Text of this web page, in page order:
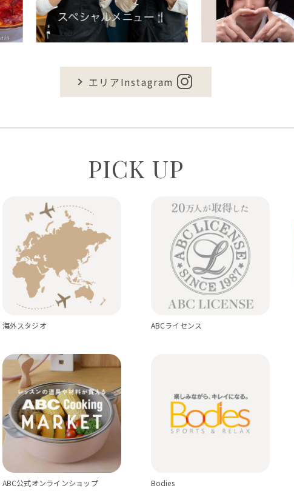
エリアInstagram
PICK UP
海外スタジオ ABCライセンス
ABC公式オンラインショップ Bodies